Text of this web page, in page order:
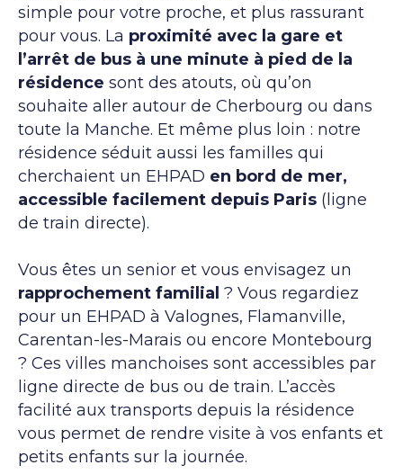
simple pour votre proche, et plus rassurant
pour vous. La proximité avec la gare et
l’arrêt de bus à une minute à pied de la
résidence sont des atouts, où qu’on
souhaite aller autour de Cherbourg ou dans
toute la Manche. Et même plus loin : notre
résidence séduit aussi les familles qui
cherchaient un EHPAD en bord de mer,
accessible facilement depuis Paris (ligne
de train directe).
Vous êtes un senior et vous envisagez un
rapprochement familial ? Vous regardiez
pour un EHPAD à Valognes, Flamanville,
Carentan-les-Marais ou encore Montebourg
? Ces villes manchoises sont accessibles par
ligne directe de bus ou de train. L’accès
facilité aux transports depuis la résidence
vous permet de rendre visite à vos enfants et
petits enfants sur la journée.